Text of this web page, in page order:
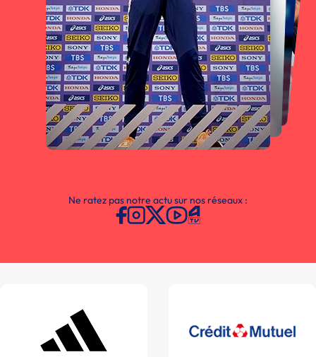
Ne ratez pas notre actu sur nos réseaux :